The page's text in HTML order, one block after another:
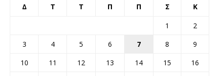
Δ Τ Τ Π Π Σ Κ
1
2
3
4 5 6 7 8
9
10
11 12 13 14 15
16